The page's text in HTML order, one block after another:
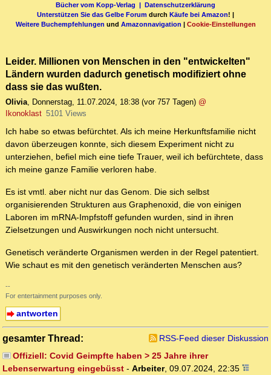
Bücher vom Kopp-Verlag | Datenschutzerklärung
Unterstützen Sie das Gelbe Forum durch Käufe bei Amazon! |
Weitere Buchempfehlungen und Amazonnavigation | Cookie-Einstellungen
Leider. Millionen von Menschen in den "entwickelten"
Ländern wurden dadurch genetisch modifiziert ohne
dass sie das wußten.
Olivia, Donnerstag, 11.07.2024, 18:38 (vor 757 Tagen) @
Ikonoklast 5101 Views
Ich habe so etwas befürchtet. Als ich meine Herkunftsfamilie nicht
davon überzeugen konnte, sich diesem Experiment nicht zu
unterziehen, befiel mich eine tiefe Trauer, weil ich befürchtete, dass
ich meine ganze Familie verloren habe.
Es ist vmtl. aber nicht nur das Genom. Die sich selbst
organisierenden Strukturen aus Graphenoxid, die von einigen
Laboren im mRNA-Impfstoff gefunden wurden, sind in ihren
Zielsetzungen und Auswirkungen noch nicht untersucht.
Genetisch veränderte Organismen werden in der Regel patentiert.
Wie schaut es mit den genetisch veränderten Menschen aus?
--
For entertainment purposes only.
antworten
gesamter Thread:
RSS-Feed dieser Diskussion
Offiziell: Covid Geimpfte haben > 25 Jahre ihrer
Lebenserwartung eingebüsst - Arbeiter, 09.07.2024, 22:35